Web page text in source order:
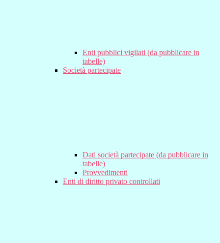
Enti pubblici vigilati (da pubblicare in
tabelle)
Società partecipate
Dati società partecipate (da pubblicare in
tabelle)
Provvedimenti
Enti di diritto privato controllati